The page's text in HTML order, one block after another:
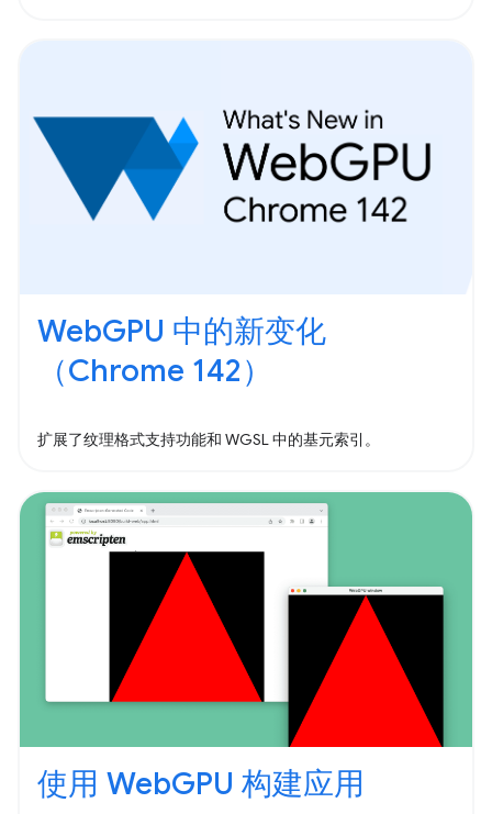
WebGPU 中的新变化
（Chrome 142）
扩展了纹理格式支持功能和 WGSL 中的基元索引。
使用 WebGPU 构建应用